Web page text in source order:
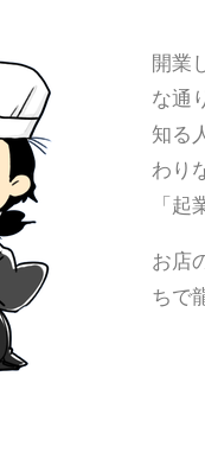
開業
な通
知る
わり
「
お店
ちで